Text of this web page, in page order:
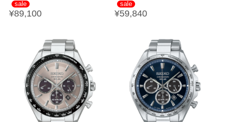
sale
¥89,100
sale
¥59,840